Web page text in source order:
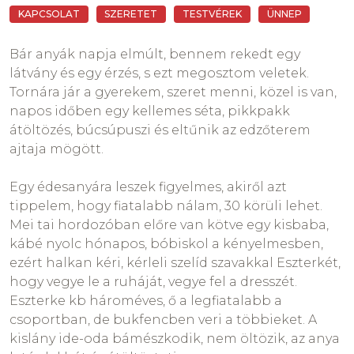
Utasítás, parancsolás:Hagyd abba a bőgést!
Fenyegetés, figyelmeztetés:Ha nem hagyod abba,
itt hagylak! / Fejezd be, különben nem kapsz
édességet!
Prédikálás: Látod, látod, jobb lett volna el sem jönni,
akkor most nem bőgnél így... csupa kosz vagy, és
Tanács, megoldási javaslatok: Inkább nézelődj, nézd
a néniket, a kutyákat, a fákat...!
Kioktatás, logikai érvelés:Én szóltam, hogy haza kell
érnünk időre. Ha nem érünk haza, nem leszek kész
estére a vacsorával.
Ítélkezés, hibáztatás, kritizálás: Ha ebédnél nem
valami miatt. Vagy rájövünk, vagy nem, hogy mi
megvárhatjuk, míg kijön ebből a frusztrált
állapotból, uralkodva saját indulatainkon.
Hogyan előzhető meg a hiszti?
Az empatikus családban, ahol a gyermeket
veszi körül, a gyerekek minimálisan hisztiznek.
Hogyan lehet reagálni, amikor a gyerek nagyon
szeretne valamit, de vissza kell őt utasítani, és félő,
hogy épp ilyenkor lesz hiszti a válasza... Lehet
megadni, amit kér. Ez nyilván nem megy a
végtelenségig. Lehet kapásból támadni őt,
ráncigálni, fenyegetni – ebből sem tanul igazán
semmi hasznosat. És lehetünk megértőek, hogy ő
KAPCSOLAT SZERETET TESTVÉREK ÜNNEP
Bár anyák napja elmúlt, bennem rekedt egy
látvány és egy érzés, s ezt megosztom veletek.
Tornára jár a gyerekem, szeret menni, közel is van,
napos időben egy kellemes séta, pikkpakk
átöltözés, búcsúpuszi és eltűnik az edzőterem
ajtaja mögött.
Egy édesanyára leszek figyelmes, akiről azt
tippelem, hogy fiatalabb nálam, 30 körüli lehet.
Mei tai hordozóban előre van kötve egy kisbaba,
kábé nyolc hónapos, bóbiskol a kényelmesben,
ezért halkan kéri, kérleli szelíd szavakkal Eszterkét,
hogy vegye le a ruháját, vegye fel a dresszét.
Eszterke kb hároméves, ő a legfiatalabb a
csoportban, de bukfencben veri a többieket. A
kislány ide-oda bámészkodik, nem öltözik, az anya